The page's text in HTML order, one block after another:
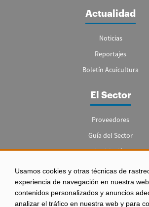
Usamos cookies y otras técnicas de
experiencia de navegación en nuestra
contenidos personalizados y anuncios
analizar el tráfico en nuestra web y para
Actualidad
Noticias
Reportajes
Boletín Acuicultura
El Sector
Proveedores
Guía del Sector
Legislación
Empleo